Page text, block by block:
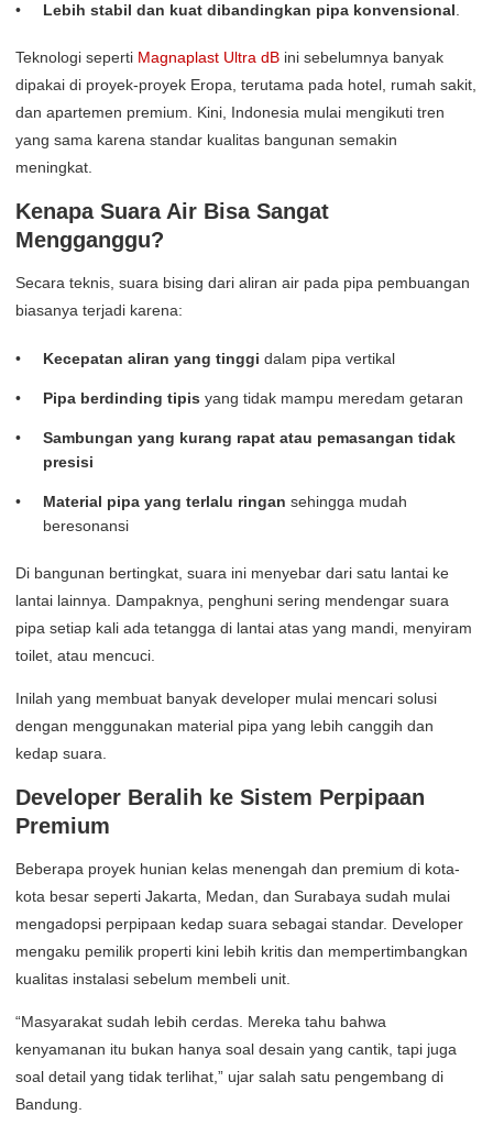
Lebih stabil dan kuat dibandingkan pipa konvensional
Teknologi seperti Magnaplast Ultra dB ini sebelumnya banyak
dipakai di proyek-proyek Eropa, terutama pada hotel, rumah sakit,
dan apartemen premium. Kini, Indonesia mulai mengikuti tren
yang sama karena standar kualitas bangunan semakin
meningkat.
Kenapa Suara Air Bisa Sangat
Mengganggu?
Secara teknis, suara bising dari aliran air pada pipa pembuangan
biasanya terjadi karena:
Kecepatan aliran yang tinggi dalam pipa vertikal
Pipa berdinding tipis yang tidak mampu meredam getaran
Sambungan yang kurang rapat atau pemasangan tidak
presisi
Material pipa yang terlalu ringan sehingga mudah
beresonansi
Di bangunan bertingkat, suara ini menyebar dari satu lantai ke
lantai lainnya. Dampaknya, penghuni sering mendengar suara
pipa setiap kali ada tetangga di lantai atas yang mandi, menyiram
toilet, atau mencuci.
Inilah yang membuat banyak developer mulai mencari solusi
dengan menggunakan material pipa yang lebih canggih dan
kedap suara.
Developer Beralih ke Sistem Perpipaan
Premium
Beberapa proyek hunian kelas menengah dan premium di kota-
kota besar seperti Jakarta, Medan, dan Surabaya sudah mulai
mengadopsi perpipaan kedap suara sebagai standar. Developer
mengaku pemilik properti kini lebih kritis dan mempertimbangkan
kualitas instalasi sebelum membeli unit.
“Masyarakat sudah lebih cerdas. Mereka tahu bahwa
kenyamanan itu bukan hanya soal desain yang cantik, tapi juga
soal detail yang tidak terlihat,” ujar salah satu pengembang di
Bandung.